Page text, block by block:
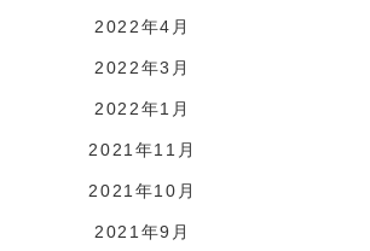
2022年4月
2022年3月
2022年1月
2021年11月
2021年10月
2021年9月